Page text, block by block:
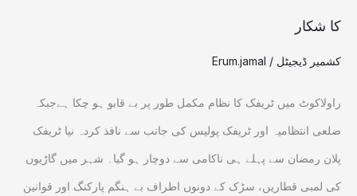
کا شکار
کشمیر ڈیجیٹل /
Erum.jamal
راولاکوٹ میں ٹریفک کا نظام مکمل طور پر بے قابو ہو چکا ہےجبکہ
ضلعی انتظامیہ اور ٹریفک پولیس کی جانب سے نافذ کردہ نیا ٹریفک
پلان رمضان سے پہلے ہی ناکامی سے دوچار ہو گیا۔ شہر میں گاڑیوں
کی لمبی قطاریں، سڑک کے دونوں اطراف بے ہنگم پارکنگ اور قوانین